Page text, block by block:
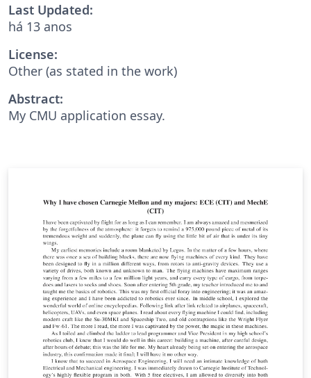
Last Updated:
há 13 anos
License:
Other (as stated in the work)
Abstract:
My CMU application essay.